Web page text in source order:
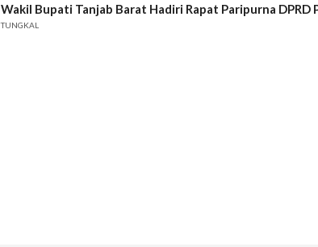
Wakil Bupati Tanjab Barat Hadiri Rapat Paripurna
TUNGKAL